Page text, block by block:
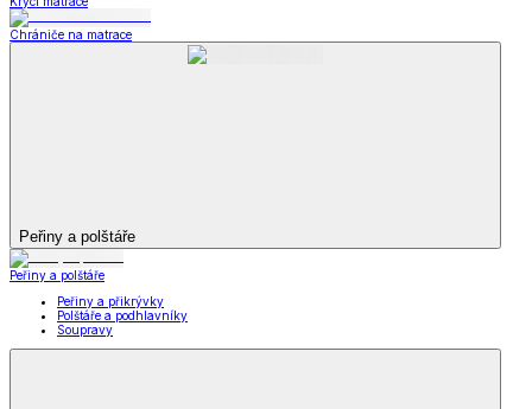
Chrániče na matrace
Peřiny a polštáře
Peřiny a polštáře
Peřiny a přikrývky
Polštáře a podhlavníky
Soupravy